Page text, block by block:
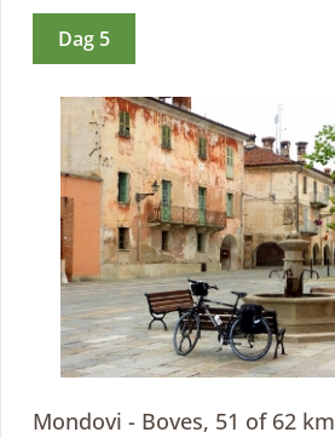
Dag 5
Mondovi - Boves, 51 of 62 km